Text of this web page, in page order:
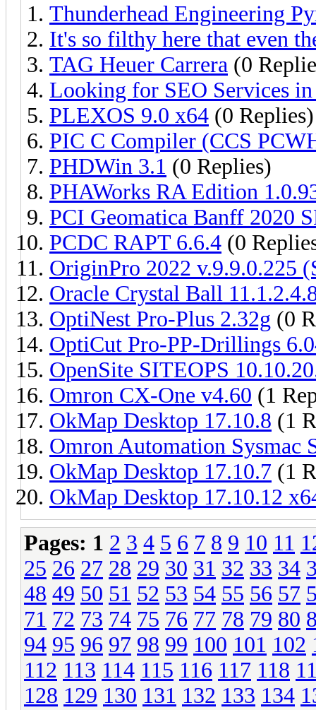
Thunderhead Engineering
It's so filthy here that even
TAG Heuer Carrera (0
Looking for SEO Services in
PLEXOS 9.0 x64 (0 Replies)
PIC C Compiler (CCS
PHDWin 3.1 (0 Replies)
PHAWorks RA Edition
PCI Geomatica Banff 2020
PCDC RAPT 6.6.4 (0
OriginPro 2022 v.9.9.0.225
Oracle Crystal Ball
OptiNest Pro-Plus 2.32g (0
OptiCut Pro-PP-Drillings
OpenSite SITEOPS
Omron CX-One v4.60 (1
OkMap Desktop 17.10.8 (1
Omron Automation Sysmac
OkMap Desktop 17.10.7 (1
OkMap Desktop 17.10.12
Pages: 1 2 3 4 5 6 7 8 9 10 11
25 26 27 28 29 30 31 32 33 34
48 49 50 51 52 53 54 55 56 57
71 72 73 74 75 76 77 78 79 80
94 95 96 97 98 99 100 101 102
112 113 114 115 116 117 118
128 129 130 131 132 133 134